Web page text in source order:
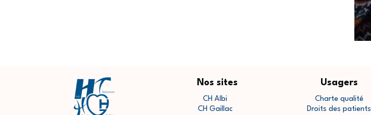
Nos sites
CH Albi
CH Gaillac
Usagers
Charte qualité
Droits des patients